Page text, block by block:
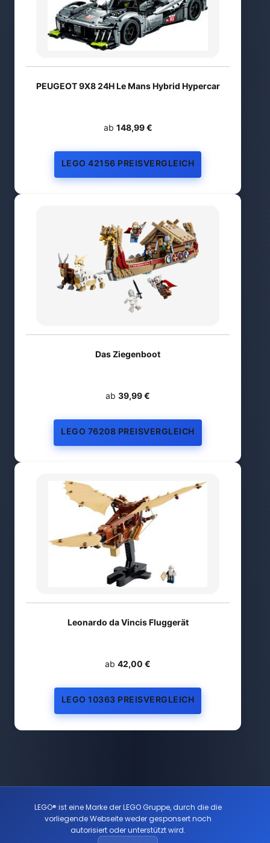
PEUGEOT 9X8 24H Le Mans Hybrid Hypercar
ab 148,99 €
LEGO 42156 PREISVERGLEICH
Das Ziegenboot
ab 39,99 €
LEGO 76208 PREISVERGLEICH
Leonardo da Vincis Fluggerät
ab 42,00 €
LEGO 10363 PREISVERGLEICH
LEGO® ist eine Marke der LEGO Gruppe, durch die die
vorliegende Webseite weder gesponsert noch
autorisiert oder unterstützt wird.